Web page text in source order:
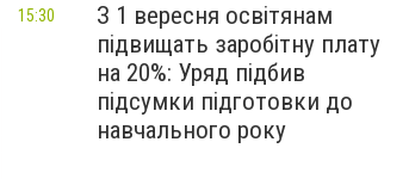
З 1 вересня освітянам
підвищать заробітну плату
на 20%: Уряд підбив
підсумки підготовки до
навчального року
15:30